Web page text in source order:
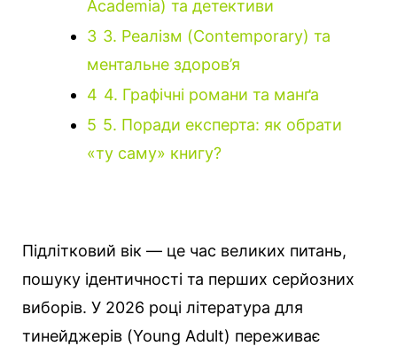
Academia) та детективи
3 3. Реалізм (Contemporary) та
ментальне здоров’я
4 4. Графічні романи та манґа
5 5. Поради експерта: як обрати
«ту саму» книгу?
Підлітковий вік — це час великих питань,
пошуку ідентичності та перших серйозних
виборів. У 2026 році література для
тинейджерів (Young Adult) переживає